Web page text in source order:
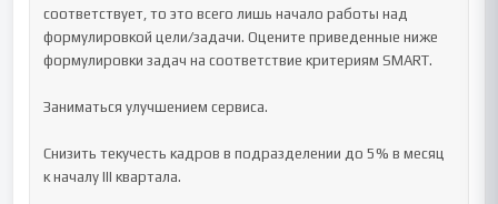
соответствует, то это всего лишь начало работы над
формулировкой цели/задачи. Оцените приведенные ниже
формулировки задач на соответствие критериям SMART.
Заниматься улучшением сервиса.
Снизить текучесть кадров в подразделении до 5% в месяц
к началу III квартала.